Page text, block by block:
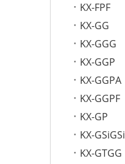
KX-FPF
KX-GG
KX-GGG
KX-GGP
KX-GGPA
KX-GGPF
KX-GP
KX-GSiGSi
KX-GTGG